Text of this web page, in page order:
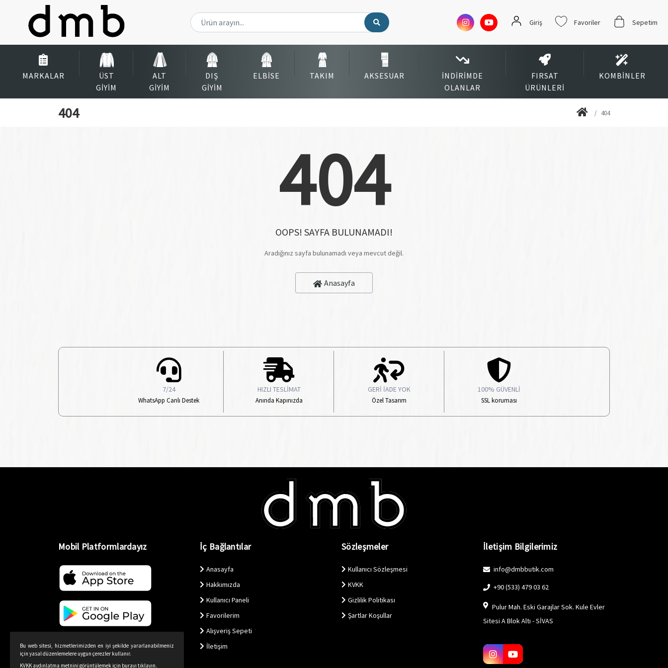
Giriş Favoriler Sepetim
MARKALAR
ÜST
GIYIM
ALT
GIYIM
DIŞ
GIYIM
ELBISE TAKIM AKSESUAR
İNDIRIMDE
OLANLAR
FIRSAT
ÜRÜNLERI
KOMBINLER
404 404
404
OOPS! SAYFA BULUNAMADI!
Aradığınız sayfa bulunamadı veya mevcut değil.
Anasayfa
7/24
WhatsApp Canlı Destek
HIZLI TESLİMAT
Anında Kapınızda
GERİ İADE YOK
Özel Tasarım
100% GÜVENLİ
SSL koruması
Mobil Platformlardayız İç Bağlantılar
Anasayfa
Hakkımızda
Kullanıcı Paneli
Favorilerim
Alışveriş Sepeti
İletişim
Sözleşmeler
Kullanıcı Sözleşmesi
KVKK
Gizlilik Politikası
Şartlar Koşullar
İletişim Bilgilerimiz
info@dmbbutik.com
+90 (533) 479 03 62
Pulur Mah. Eski Garajlar Sok. Kule Evler
Sitesi A Blok Altı - SİVAS
Bu web sitesi, hizmetlerimizden en iyi şekilde yararlanabilmeniz
için yasal düzenlemelere uygun çerezler kullanır.
KVKK aydınlatma metnini görüntülemek için burayı tıklayın.